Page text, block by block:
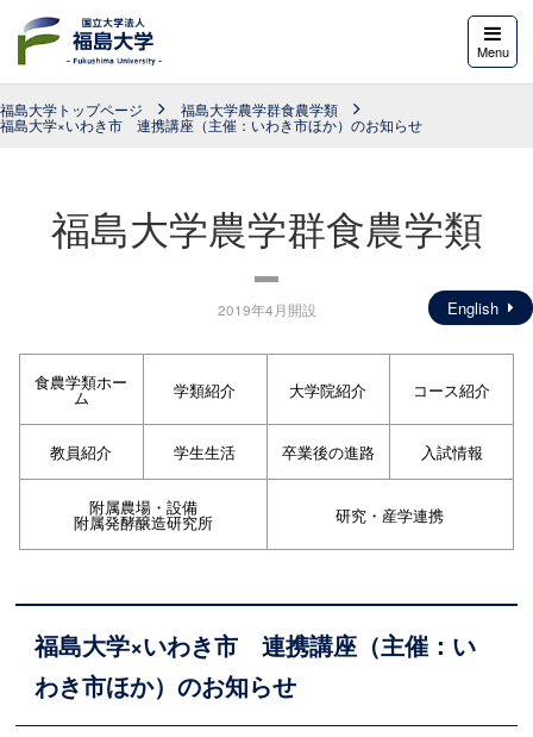
Menu
福島大学トップページ
福島大学農学群食農学類
福島大学×いわき市 連携講座（主催：いわき市ほか）のお知らせ
福島大学農学群食農学類
2019年4月開設 English
食農学類ホー
ム 学類紹介 大学院紹介 コース紹介
教員紹介 学生生活 卒業後の進路 入試情報
附属農場・設備
附属発酵醸造研究所 研究・産学連携
福島大学×いわき市 連携講座（主催：い
わき市ほか）のお知らせ